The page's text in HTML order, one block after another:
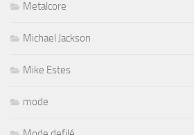
Metalcore
Michael Jackson
Mike Estes
mode